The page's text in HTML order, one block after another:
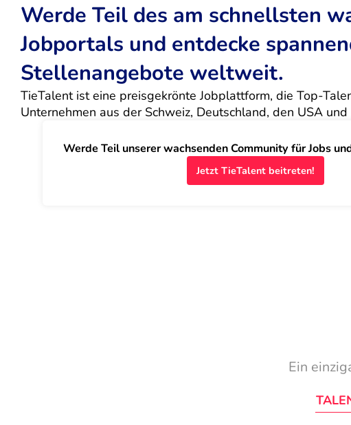
Werde Teil des am schnellsten
Jobportals und entdecke
Stellenangebote weltweit.
TieTalent ist eine preisgekrönte Jobplattform, die Top-
Unternehmen aus der Schweiz, Deutschland, den USA
Werde Teil unserer wachsenden Community für Jobs
Jetzt TieTalent beitreten!
Ein